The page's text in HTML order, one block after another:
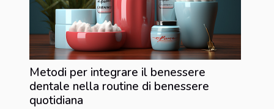
Metodi per integrare il benessere
dentale nella routine di benessere
quotidiana